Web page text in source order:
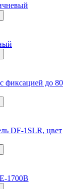
фиксацией до 80
DF-1SLR, цвет
1700В